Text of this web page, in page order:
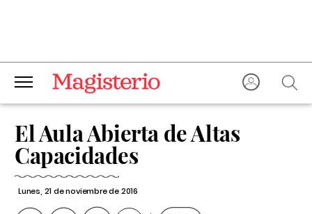
El Aula Abierta de Altas
Capacidades
Lunes, 21 de noviembre de 2016